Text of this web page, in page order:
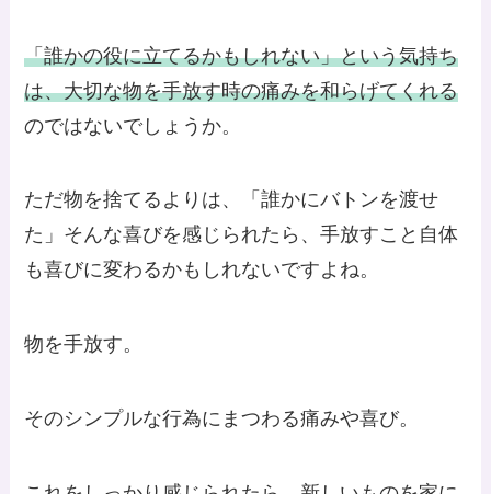
「誰かの役に立てるかもしれない」という気持ち
は、大切な物を手放す時の痛みを和らげてくれる
のではないでしょうか。
ただ物を捨てるよりは、「誰かにバトンを渡せ
た」そんな喜びを感じられたら、手放すこと自体
も喜びに変わるかもしれないですよね。
物を手放す。
そのシンプルな行為にまつわる痛みや喜び。